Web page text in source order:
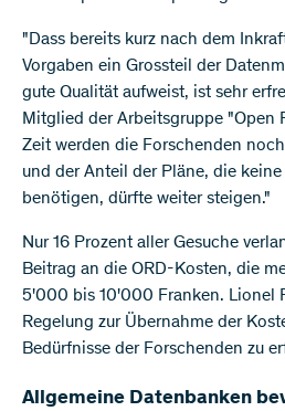
"Dass bereits kurz nach dem
Vorgaben ein Grossteil der
gute Qualität aufweist, ist sehr
Mitglied der Arbeitsgruppe "Open
Zeit werden die Forschenden
und der Anteil der Pläne, die
benötigen, dürfte weiter steigen."
Nur 16 Prozent aller Gesuche
Beitrag an die ORD-Kosten, die
5'000 bis 10'000 Franken. Lionel
Regelung zur Übernahme der
Bedürfnisse der Forschenden zu
Allgemeine Datenbanken